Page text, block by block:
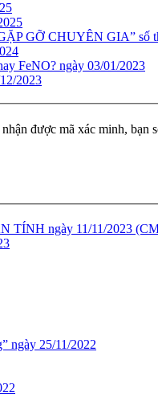
được mã xác minh, bạn
GỠ CHUYÊN GIA” số
FeNO? ngày 03/01/2023
2023
ngày 11/11/2023
ngày 25/11/2022